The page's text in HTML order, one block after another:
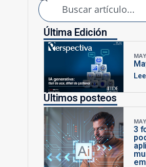
Última Edición
Últimos posteos
3